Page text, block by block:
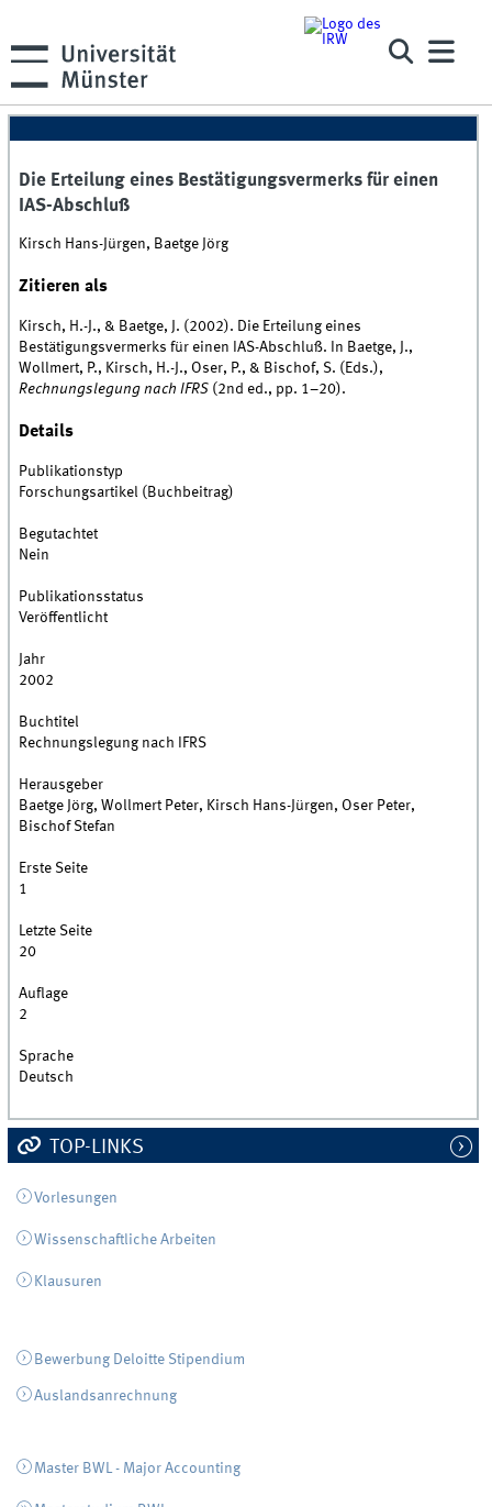
Die Erteilung eines Bestätigungsvermerks für einen
IAS-Abschluß
Kirsch Hans-Jürgen, Baetge Jörg
Zitieren als
Kirsch, H.-J., & Baetge, J. (2002). Die Erteilung eines
Bestätigungsvermerks für einen IAS-Abschluß. In Baetge, J.,
Wollmert, P., Kirsch, H.-J., Oser, P., & Bischof, S. (Eds.),
Rechnungslegung nach IFRS (2nd ed., pp. 1–20).
Details
Publikationstyp
Forschungsartikel (Buchbeitrag)
Begutachtet
Nein
Publikationsstatus
Veröffentlicht
Jahr
2002
Buchtitel
Rechnungslegung nach IFRS
Herausgeber
Baetge Jörg, Wollmert Peter, Kirsch Hans-Jürgen, Oser Peter,
Bischof Stefan
Erste Seite
1
Letzte Seite
20
Auflage
2
Sprache
Deutsch
TOP-LINKS
Vorlesungen
Wissenschaftliche Arbeiten
Klausuren
Bewerbung Deloitte Stipendium
Auslandsanrechnung
Master BWL - Major Accounting